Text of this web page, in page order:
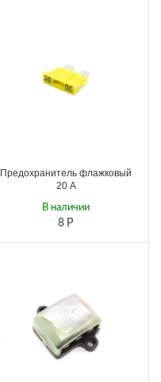
Предохранитель флажковый
20 А
8 Р
В наличии